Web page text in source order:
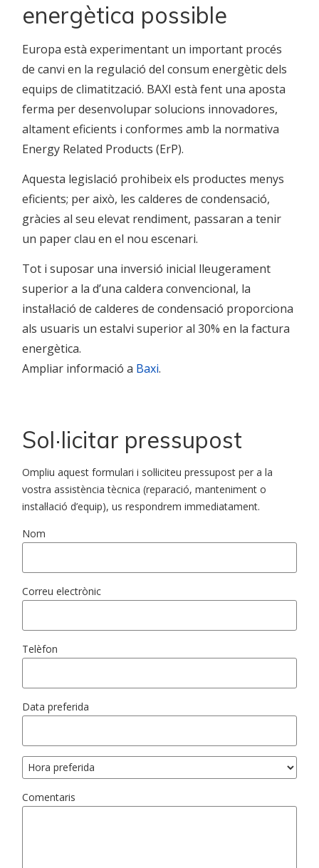
energètica possible
Europa està experimentant un important procés
de canvi en la regulació del consum energètic dels
equips de climatització. BAXI està fent una aposta
ferma per desenvolupar solucions innovadores,
altament eficients i conformes amb la normativa
Energy Related Products (ErP).
Aquesta legislació prohibeix els productes menys
eficients; per això, les calderes de condensació,
gràcies al seu elevat rendiment, passaran a tenir
un paper clau en el nou escenari.
Tot i suposar una inversió inicial lleugerament
superior a la d’una caldera convencional, la
instal·lació de calderes de condensació proporciona
als usuaris un estalvi superior al 30% en la factura
energètica.
Ampliar informació a Baxi.
Sol·licitar pressupost
Ompliu aquest formulari i sol·liciteu pressupost per a la
vostra assistència tècnica (reparació, manteniment o
instal·lació d’equip), us respondrem immediatament.
Nom
Correu electrònic
Telèfon
Data preferida
Comentaris